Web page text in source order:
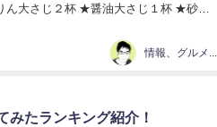
ん大さじ２杯 ★醤油大さじ１杯 ★砂糖
みたランキング紹介！